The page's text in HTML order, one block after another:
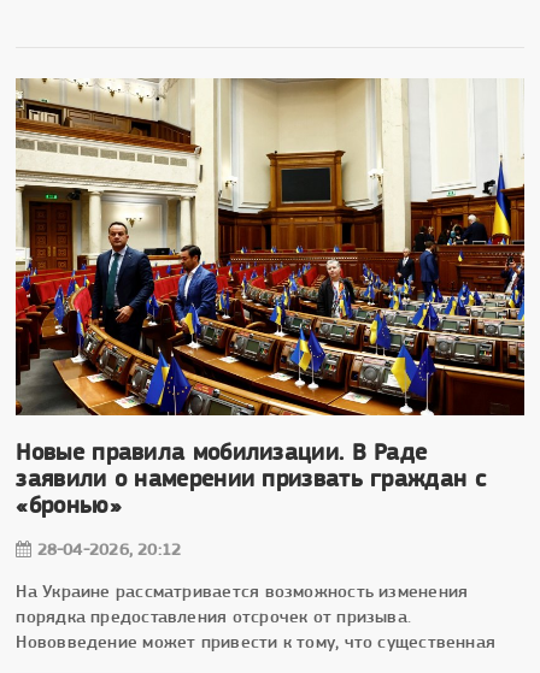
Новые правила мобилизации. В Раде
заявили о намерении призвать граждан с
«бронью»
28-04-2026, 20:12
На Украине рассматривается возможность изменения
порядка предоставления отсрочек от призыва.
Нововведение может привести к тому, что существенная